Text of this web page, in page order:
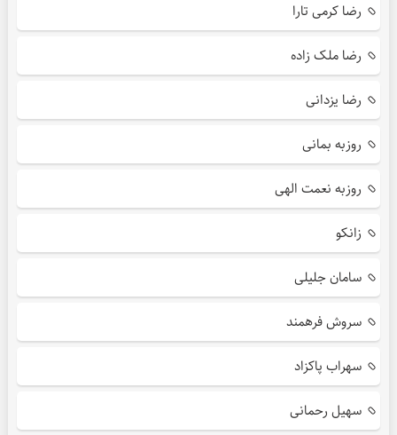
رضا کرمی تارا
رضا ملک زاده
رضا یزدانی
روزبه بمانی
روزبه نعمت الهی
زانکو
سامان جلیلی
سروش فرهمند
سهراب پاکزاد
سهیل رحمانی